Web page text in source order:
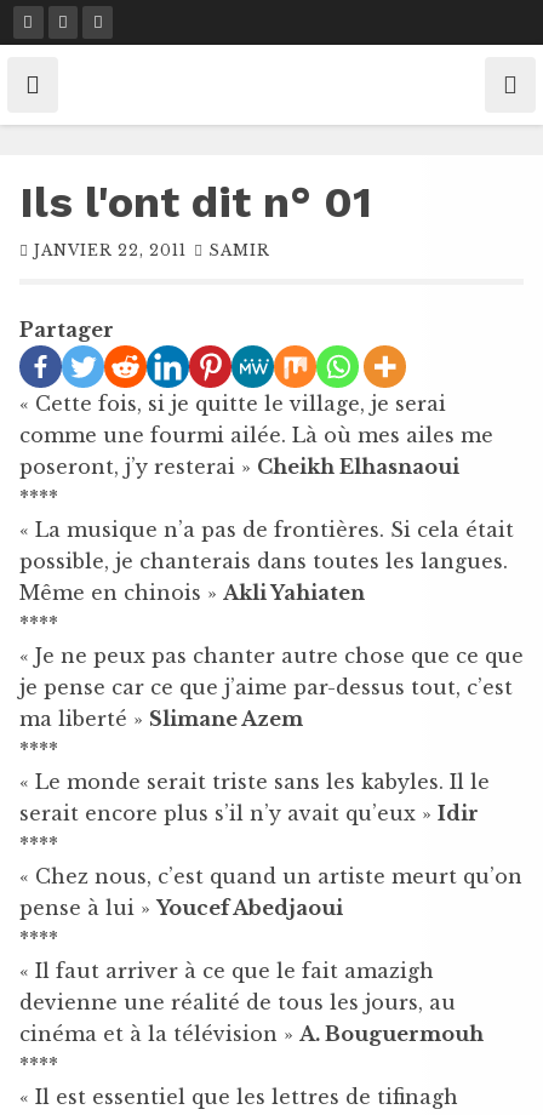
Skip
to
content
Ils l'ont dit n° 01
JANVIER 22, 2011 SAMIR
Partager
« Cette fois, si je quitte le village, je serai
comme une fourmi ailée. Là où mes ailes me
poseront, j’y resterai » Cheikh Elhasnaoui
****
« La musique n’a pas de frontières. Si cela était
possible, je chanterais dans toutes les langues.
Même en chinois » Akli Yahiaten
****
« Je ne peux pas chanter autre chose que ce que
je pense car ce que j’aime par-dessus tout, c’est
ma liberté » Slimane Azem
****
« Le monde serait triste sans les kabyles. Il le
serait encore plus s’il n’y avait qu’eux » Idir
****
« Chez nous, c’est quand un artiste meurt qu’on
pense à lui »Youcef Abedjaoui
****
« Il faut arriver à ce que le fait amazigh
devienne une réalité de tous les jours, au
cinéma et à la télévision » A. Bouguermouh
****
« Il est essentiel que les lettres de tifinagh